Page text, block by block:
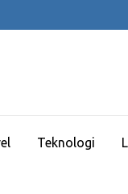
Teknologi